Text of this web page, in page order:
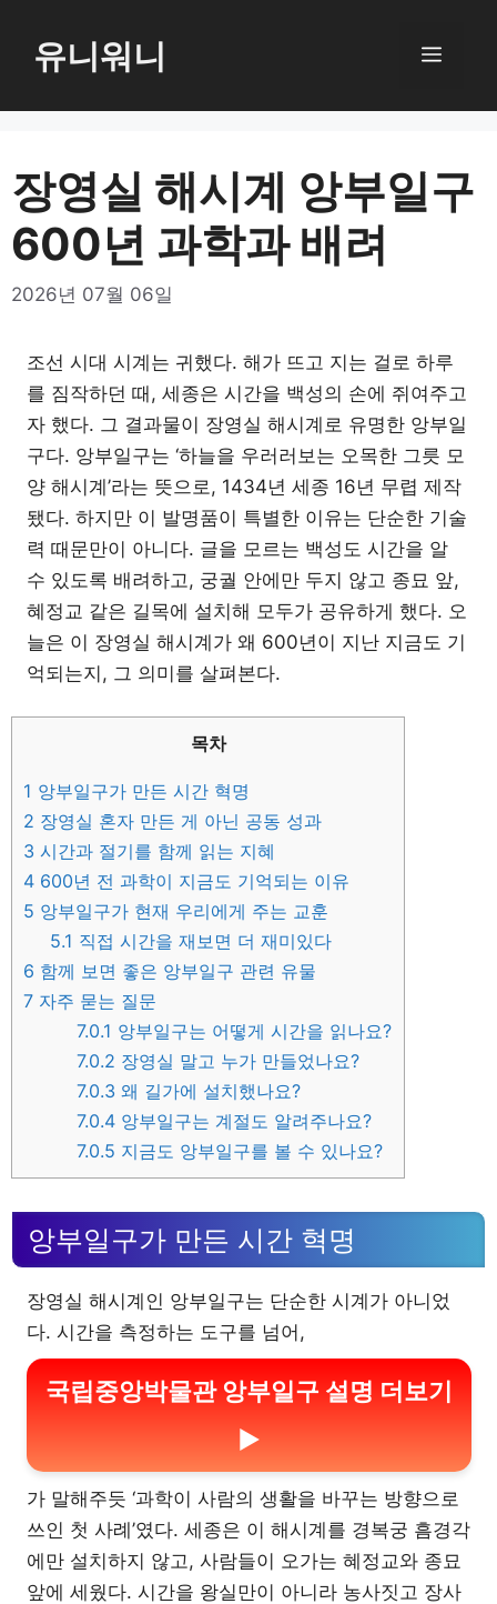
로
너
뛰
기
유니워니 메
장영실 해시계 앙부일구
600년 과학과 배려
2026년 07월 06일
조선 시대 시계는 귀했다. 해가 뜨고 지는 걸로 하루
를 짐작하던 때, 세종은 시간을 백성의 손에 쥐여주고
자 했다. 그 결과물이 장영실 해시계로 유명한 앙부일
구다. 앙부일구는 ‘하늘을 우러러보는 오목한 그릇 모
양 해시계’라는 뜻으로, 1434년 세종 16년 무렵 제작
됐다. 하지만 이 발명품이 특별한 이유는 단순한 기술
력 때문만이 아니다. 글을 모르는 백성도 시간을 알
수 있도록 배려하고, 궁궐 안에만 두지 않고 종묘 앞,
혜정교 같은 길목에 설치해 모두가 공유하게 했다. 오
늘은 이 장영실 해시계가 왜 600년이 지난 지금도 기
억되는지, 그 의미를 살펴본다.
목차
1 앙부일구가 만든 시간 혁명
2 장영실 혼자 만든 게 아닌 공동 성과
3 시간과 절기를 함께 읽는 지혜
4 600년 전 과학이 지금도 기억되는 이유
5 앙부일구가 현재 우리에게 주는 교훈
5.1 직접 시간을 재보면 더 재미있다
6 함께 보면 좋은 앙부일구 관련 유물
7 자주 묻는 질문
7.0.1 앙부일구는 어떻게 시간을 읽나요?
7.0.2 장영실 말고 누가 만들었나요?
7.0.3 왜 길가에 설치했나요?
7.0.4 앙부일구는 계절도 알려주나요?
7.0.5 지금도 앙부일구를 볼 수 있나요?
앙부일구가 만든 시간 혁명
장영실 해시계인 앙부일구는 단순한 시계가 아니었
다. 시간을 측정하는 도구를 넘어,
국립중앙박물관 앙부일구 설명 더보기
▶
가 말해주듯 ‘과학이 사람의 생활을 바꾸는 방향으로
쓰인 첫 사례’였다. 세종은 이 해시계를 경복궁 흠경각
에만 설치하지 않고, 사람들이 오가는 혜정교와 종묘
앞에 세웠다. 시간을 왕실만이 아니라 농사짓고 장사